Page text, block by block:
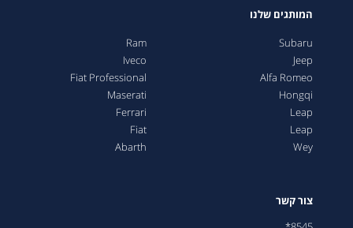
המותגים שלנו
Subaru
Jeep
Alfa Romeo
Hongqi
Leap
Leap
Wey
Ram
Iveco
Fiat Professional
Maserati
Ferrari
Fiat
Abarth
צור קשר